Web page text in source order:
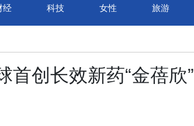
经 科技 女性 旅游
创长效新药“金蓓欣”